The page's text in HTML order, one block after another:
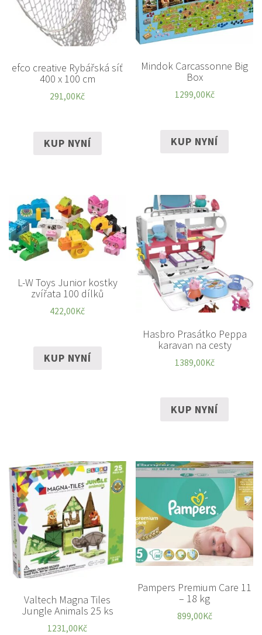
efco creative Rybářská síť
400 x 100 cm
291,00Kč
KUP NYNÍ
Mindok Carcassonne Big
Box
1299,00Kč
KUP NYNÍ
L-W Toys Junior kostky
zvířata 100 dílků
422,00Kč
KUP NYNÍ
Hasbro Prasátko Peppa
karavan na cesty
1389,00Kč
KUP NYNÍ
Valtech Magna Tiles
Jungle Animals 25 ks
1231,00Kč
Pampers Premium Care 11
– 18 kg
899,00Kč